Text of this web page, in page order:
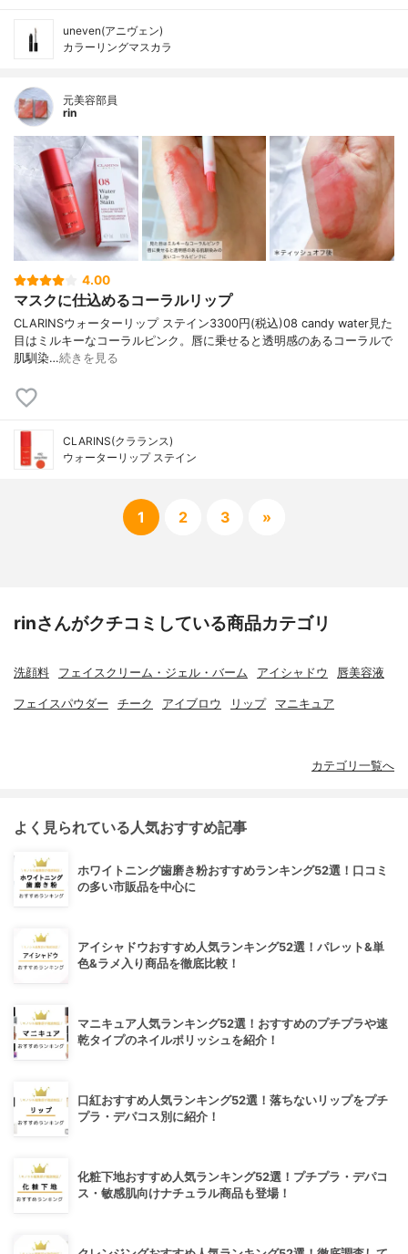
uneven(アニヴェン)
カラーリングマスカラ
元美容部員
rin
4.00
マスクに仕込めるコーラルリップ
CLARINSウォーターリップ ステイン3300円(税込)08 candy water見た
目はミルキーなコーラルピンク。唇に乗せると透明感のあるコーラルで
肌馴染…続きを見る
CLARINS(クラランス)
ウォーターリップ ステイン
1 2 3 »
rinさんがクチコミしている商品カテゴリ
洗顔料 フェイスクリーム・ジェル・バーム アイシャドウ 唇美容液
フェイスパウダー チーク アイブロウ リップ マニキュア
カテゴリ一覧へ
よく見られている人気おすすめ記事
ホワイトニング歯磨き粉おすすめランキング52選！口コミ
の多い市販品を中心に
アイシャドウおすすめ人気ランキング52選！パレット&単
色&ラメ入り商品を徹底比較！
マニキュア人気ランキング52選！おすすめのプチプラや速
乾タイプのネイルポリッシュを紹介！
口紅おすすめ人気ランキング52選！落ちないリップをプチ
プラ・デパコス別に紹介！
化粧下地おすすめ人気ランキング52選！プチプラ・デパコ
ス・敏感肌向けナチュラル商品も登場！